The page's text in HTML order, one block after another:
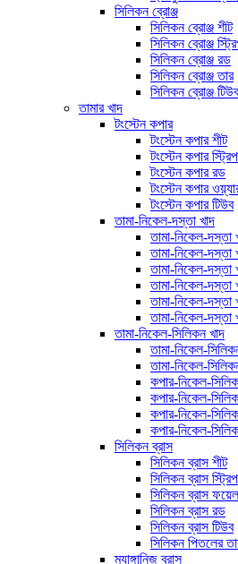
সিলিকন ব্রোঞ্জ
সিলিকন ব্রোঞ্জ শীট
সিলিকন ব্রোঞ্জ
সিলিকন ব্রোঞ্জ রড
সিলিকন ব্রোঞ্জ তার
সিলিকন ব্রোঞ্জ টিউব
তামার খাদ
টংস্টেন কপার
টংস্টেন কপার শীট
টংস্টেন কপার স্ট্রিপ
টংস্টেন কপার রড
টংস্টেন কপার
টংস্টেন কপার টিউব
তামা-নিকেল-দস্তা খাদ
তামা-নিকেল-দস্তা
তামা-নিকেল-দস্তা
তামা-নিকেল-দস্তা
তামা-নিকেল-দস্তা
তামা-নিকেল-দস্তা
তামা-নিকেল-দস্তা
তামা-নিকেল-সিলিকন খাদ
তামা-নিকেল-
তামা-নিকেল-
কপার-নিকেল-
কপার-নিকেল-
কপার-নিকেল-
কপার-নিকেল-
সিলিকন ব্রাস
সিলিকন ব্রাস শীট
সিলিকন ব্রাস স্ট্রিপ
সিলিকন ব্রাস ফয়েল
সিলিকন ব্রাস রড
সিলিকন ব্রাস টিউব
সিলিকন পিতলের
ম্যাঙ্গানিজ ব্রাস